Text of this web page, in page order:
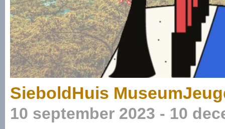
SieboldHuis
10 september 2023 - 10